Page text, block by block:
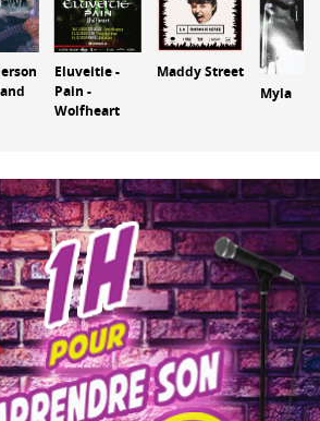
Eluveitie -
Pain -
Wolfheart
Maddy Street
Myla